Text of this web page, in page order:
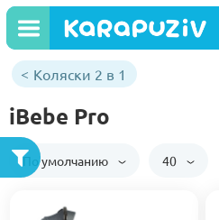
Коляски 2 в 1
iBebe Pro
По умолчанию 40